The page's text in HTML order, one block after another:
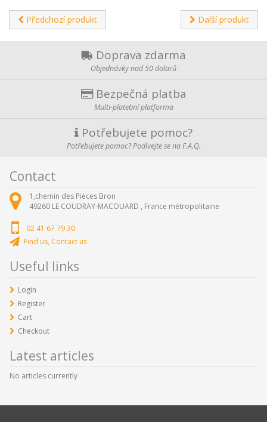
Předchozí produkt Další produkt
Doprava zdarma
Objednávky nad 50 dolarů
Bezpečná platba
Multi-platební platforma
Potřebujete pomoc?
Potřebujete pomoc? Podívejte se na F.A.Q.
Contact
1,chemin des Pièces Bron
49260 LE COUDRAY-MACOUARD , France métropolitaine
02 41 67 79 30
Find us, Contact us
Useful links
Login
Register
Cart
Checkout
Latest articles
No articles currently